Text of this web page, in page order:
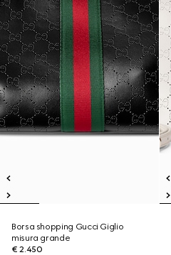
Borsa shopping Gucci Giglio
misura grande
€ 2.450